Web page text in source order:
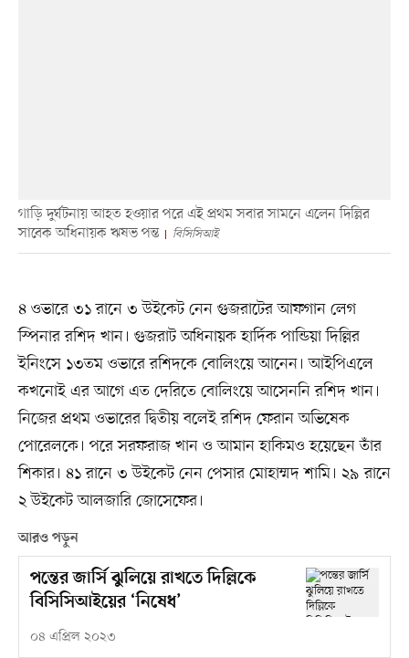
গাড়ি দুর্ঘটনায় আহত হওয়ার পরে এই প্রথম সবার সামনে এলেন দিল্লির
সাবেক অধিনায়ক ঋষভ পন্ত
বিসিসিআই
৪ ওভারে ৩১ রানে ৩ উইকেট নেন গুজরাটের আফগান লেগ
স্পিনার রশিদ খান। গুজরাট অধিনায়ক হার্দিক পান্ডিয়া দিল্লির
ইনিংসে ১৩তম ওভারে রশিদকে বোলিংয়ে আনেন। আইপিএলে
কখনোই এর আগে এত দেরিতে বোলিংয়ে আসেননি রশিদ খান।
নিজের প্রথম ওভারের দ্বিতীয় বলেই রশিদ ফেরান অভিষেক
পোরেলকে। পরে সরফরাজ খান ও আমান হাকিমও হয়েছেন তাঁর
শিকার। ৪১ রানে ৩ উইকেট নেন পেসার মোহাম্মদ শামি। ২৯ রানে
২ উইকেট আলজারি জোসেফের।
আরও পড়ুন
পন্তের জার্সি ঝুলিয়ে রাখতে দিল্লিকে
বিসিসিআইয়ের ‘নিষেধ’
০৪ এপ্রিল ২০২৩